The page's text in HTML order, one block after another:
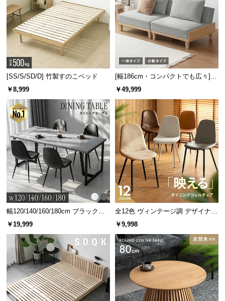
[SS/S/SD/D] 竹製すのこベッド
￥8,999
[幅186cm・コンパクトでも広々] 3
人掛けソファベッド リクライニン
￥49,999
幅120/140/160/180cm ブラックフ
レーム ダイニング 大理石調 4人掛
￥19,999
全12色 ヴィンテージ調 デザイナー
ズシェルチェア
￥9,998